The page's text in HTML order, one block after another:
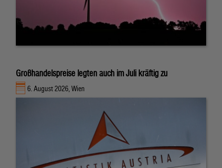
Großhandelspreise legten auch im Juli kräftig zu
6. August 2026, Wien